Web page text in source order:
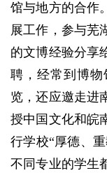
馆与地方的合作
展工作，参与芜
的文博经验分享
聘，经常到博
览，还应邀走进
授中国文化和皖
行学校“厚德、
不同专业的学生